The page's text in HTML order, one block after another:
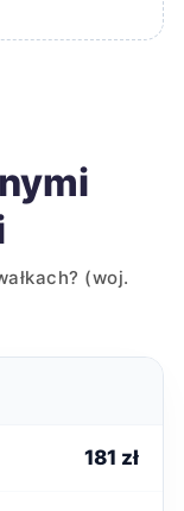
(woj.
181 zł